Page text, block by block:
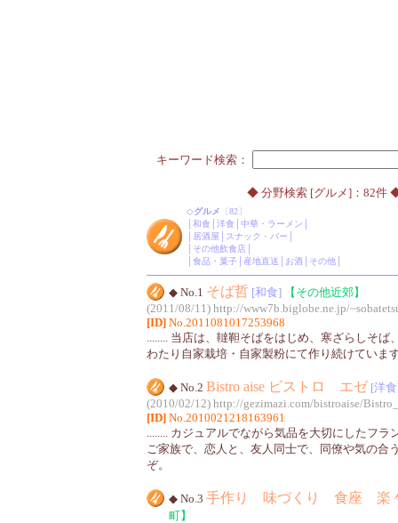
キーワード検索：
◆ 分野検索 [グルメ]：82件
◇グルメ 〔82〕
和食 洋食 中華・ラーメン
居酒屋 スナック・バー
その他飲食店
食品・菓子 産地直送 お酒 その他
◆ No.1 そば哲 [和食]
【その他近郊】
(2011/08/11) http://www7b.biglobe.ne.jp/
[ID] No.2011081017253968
........ 当店は、韃靼そばをはじめ、寒ざらしそば
わたり自家栽培・自家製粉にて作り続けていま
◆ No.2 Bistro aise ビストロ エゼ [洋
(2010/02/12) http://gezimazi.com/bistroaise/
[ID] No.2010021218163961
........ カジュアルでながら気品を大切にしたフラ
ご家族で、恋人と、友人同士で、同僚や気の合
ぞ。
◆ No.3 手作り 味づくり 食座 楽
町】